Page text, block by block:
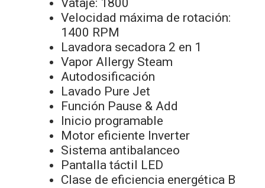
Vataje: 1800
Velocidad máxima de rotación:
1400 RPM
Lavadora secadora 2 en 1
Vapor Allergy Steam
Autodosificación
Lavado Pure Jet
Función Pause & Add
Inicio programable
Motor eficiente Inverter
Sistema antibalanceo
Pantalla táctil LED
Clase de eficiencia energética B